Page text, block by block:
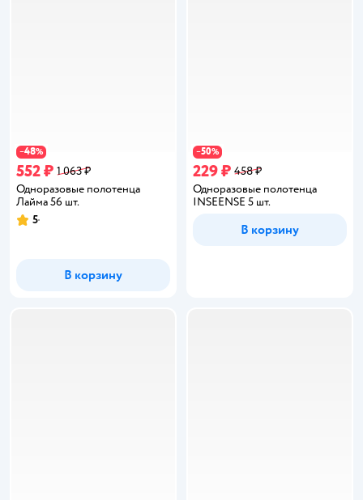
−48%
552 ₽ 1 063 ₽
Одноразовые полотенца
Лайма 56 шт.
Рейтинг:
5
В корзину
−50%
229 ₽ 458 ₽
Одноразовые полотенца
INSEENSE 5 шт.
В корзину